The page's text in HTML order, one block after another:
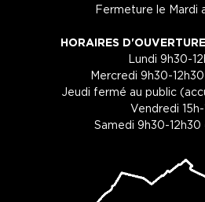
Fermeture le Mardi
HORAIRES
Lundi 9h30-
Mercredi 9h30-
Jeudi fermé au public
Vendredi 15h-
Samedi 9h30-12h30